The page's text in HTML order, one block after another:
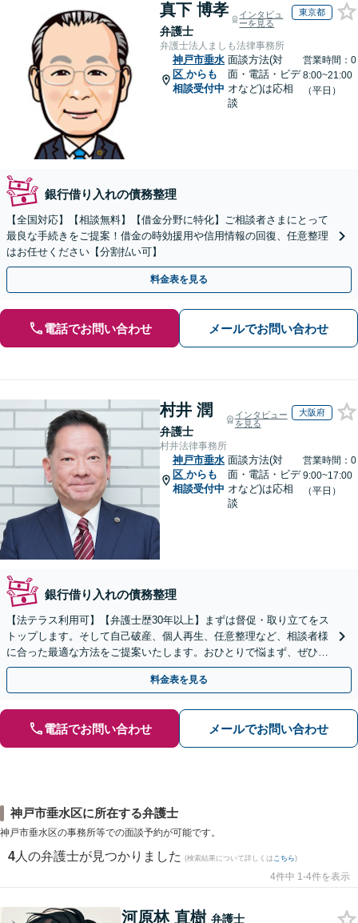
真下 博孝
弁護士
インタビュ
ーを見る
東京都
弁護士法人ましも法律事務所
神戸市垂水
区 からも
相談受付中
面談方法(対
面・電話・ビデ
オなど)は応相
談
営業時間：0
8:00~21:00
（平日）
銀行借り入れの債務整理
【全国対応】【相談無料】【借金分野に特化】ご相談者さまにとって
最良な手続きをご提案！借金の時効援用や信用情報の回復、任意整理
はお任せください【分割払い可】
料金表を見る
電話でお問い合わせ メールでお問い合わせ
村井 潤
弁護士
インタビュー
を見る
大阪府
村井法律事務所
神戸市垂水
区 からも
相談受付中
面談方法(対
面・電話・ビデ
オなど)は応相
談
営業時間：0
9:00~17:00
（平日）
銀行借り入れの債務整理
【法テラス利用可】【弁護士歴30年以上】まずは督促・取り立てをス
トップします。そして自己破産、個人再生、任意整理など、相談者様
に合った最適な方法をご提案いたします。おひとりで悩まず、ぜひご
相談ください。【法人破産も対応】
料金表を見る
電話でお問い合わせ メールでお問い合わせ
神戸市垂水区に所在する弁護士
神戸市垂水区の事務所等での面談予約が可能です。
4 人の弁護士が見つかりました (検索結果について詳しくは こちら)
4件中 1-4件を表示
河原林 直樹 弁護士